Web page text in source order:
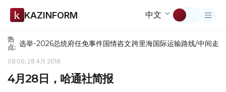
KAZINFORM 中文
热
点: 选举-2026总统府任免事件国情咨文跨里海国际运输路线/中间走廊
08:00, 28 4月 2018
4月28日，哈通社简报